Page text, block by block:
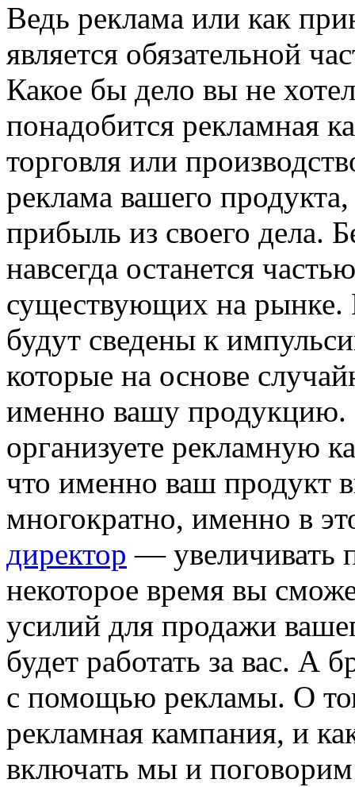
Ведь реклама или как
является обязательной
Какое бы дело вы не
понадобится рекламная
торговля или
реклама вашего
прибыль из своего дела.
навсегда останется
существующих на рынке.
будут сведены к
которые на основе
именно вашу продукцию.
организуете рекламную
что именно ваш продукт
многократно, именно в
директор — увеличивать
некоторое время вы
усилий для продажи
будет работать за вас. А
с помощью рекламы. О
рекламная кампания, и
включать мы и поговорим